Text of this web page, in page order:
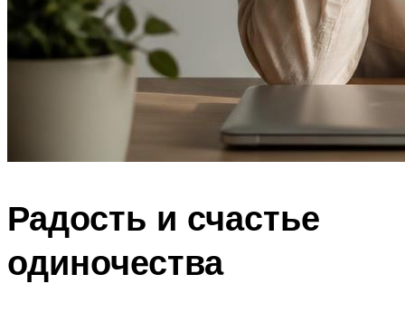
Радость и счастье
одиночества